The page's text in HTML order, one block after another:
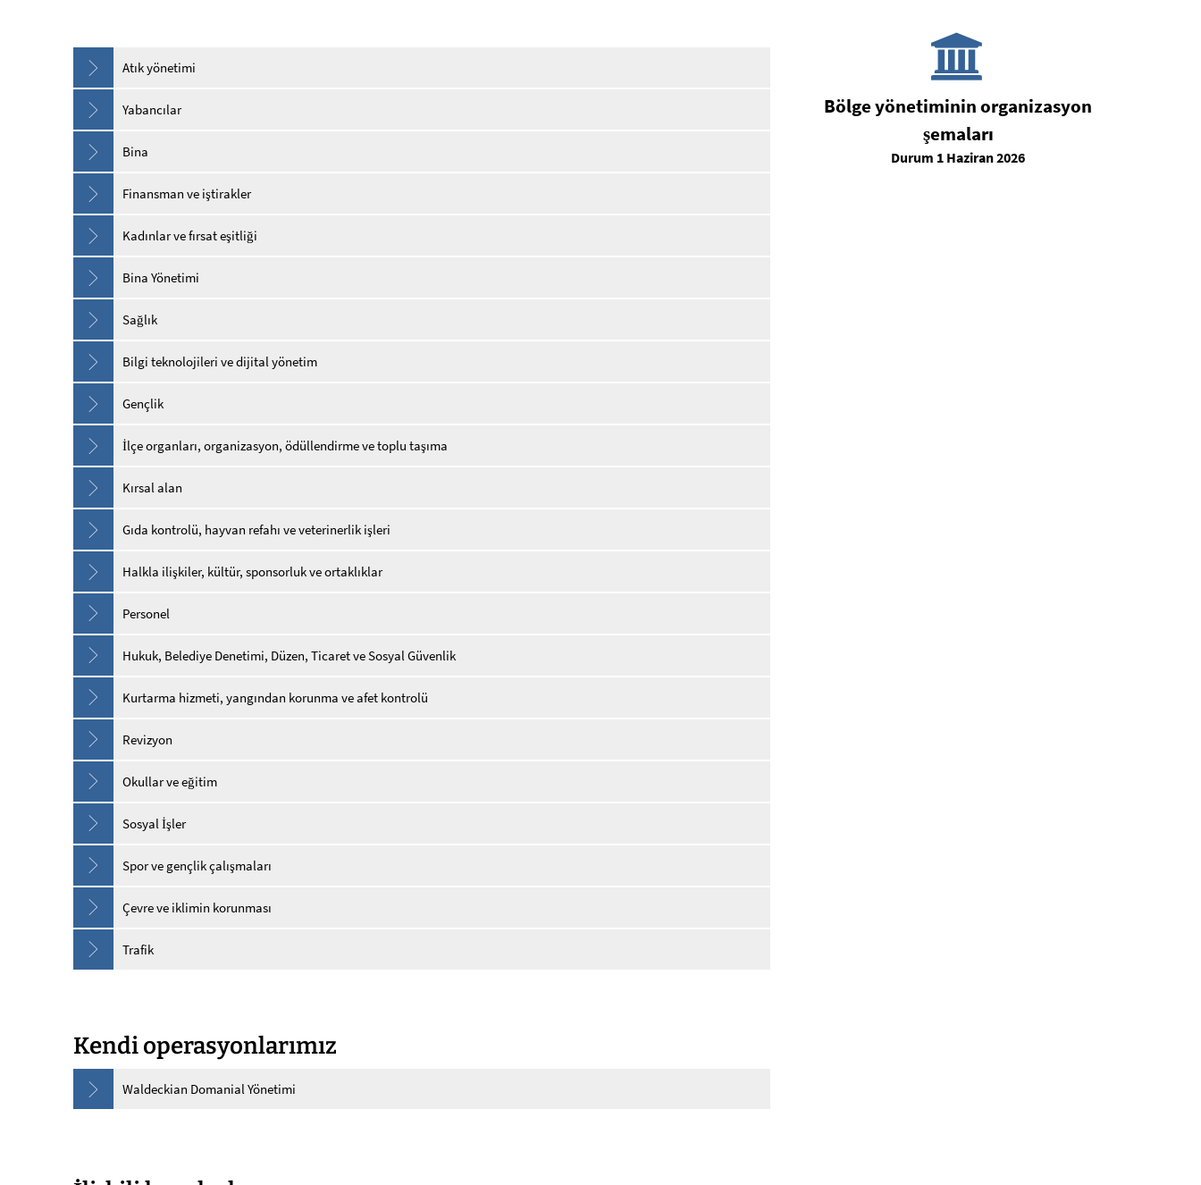
Atık yönetimi
Yabancılar
Bina
Finansman ve iştirakler
Kadınlar ve fırsat eşitliği
Bina Yönetimi
Sağlık
Bilgi teknolojileri ve dijital yönetim
Gençlik
İlçe organları, organizasyon, ödüllendirme ve toplu taşıma
Kırsal alan
Gıda kontrolü, hayvan refahı ve veterinerlik işleri
Halkla ilişkiler, kültür, sponsorluk ve ortaklıklar
Personel
Hukuk, Belediye Denetimi, Düzen, Ticaret ve Sosyal Güvenlik
Kurtarma hizmeti, yangından korunma ve afet kontrolü
Revizyon
Okullar ve eğitim
Sosyal İşler
Spor ve gençlik çalışmaları
Çevre ve iklimin korunması
Trafik
Kendi operasyonlarımız
Waldeckian Domanial Yönetimi
Bölge yönetiminin organizasyon
şemaları
Durum 1 Haziran 2026